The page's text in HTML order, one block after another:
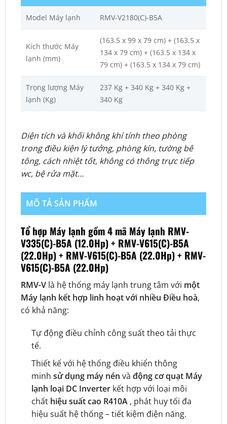
Model Máy lạnh RMV-V2180(C)-B5A
Kích thước Máy
lạnh (mm)
(163.5 x 99 x 79 cm) + (163.5 x
134 x 79 cm) + (163.5 x 134 x
79 cm) + (163.5 x 134 x 79 cm)
Trọng lượng Máy
lạnh (Kg)
237 Kg + 340 Kg + 340 Kg +
340 Kg
Diện tích và khối không khí tính theo phòng
trong điều kiện lý tưởng, phòng kín, tường bê
tông, cách nhiệt tốt, không có thông trực tiếp
wc, bệ rửa mặt…
MÔ TẢ SẢN PHẨM
Tổ hợp Máy lạnh gồm 4 mã Máy lạnh RMV-
V335(C)-B5A (12.0Hp) + RMV-V615(C)-B5A
(22.0Hp) + RMV-V615(C)-B5A (22.0Hp) + RMV-
V615(C)-B5A (22.0Hp)
RMV-Vlà hệ thống máy lạnh trung tâm với một
Máy lạnh kết hợp linh hoạt với nhiều Điều hoà,
có khả năng:
Tự động điều chỉnh công suất theo tải thực
tế.
Thiết kế với hệ thống điều khiển thông
minh sử dụng máy nén và động cơ quạt Máy
lạnh loại DC Inverterkết hợp với loại môi
chấthiệu suất cao R410A, phát huy tối đa
hiệu suất hệ thống – tiết kiệm điện năng.